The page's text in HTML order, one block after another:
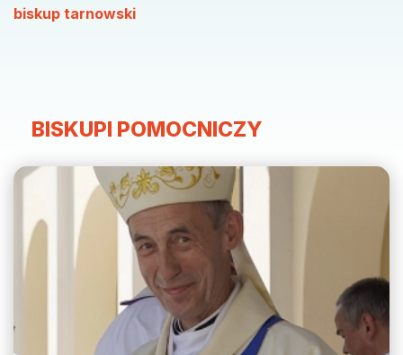
biskup tarnowski
BISKUPI POMOCNICZY